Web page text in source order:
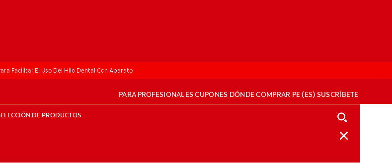
PARA PROFESIONALESCUPONES DÓNDE COMPRAR PE (ES) SUSCRÍBETE
DE PRODUCTOS
Facilitar El Uso Del Hilo Dental Con Aparato